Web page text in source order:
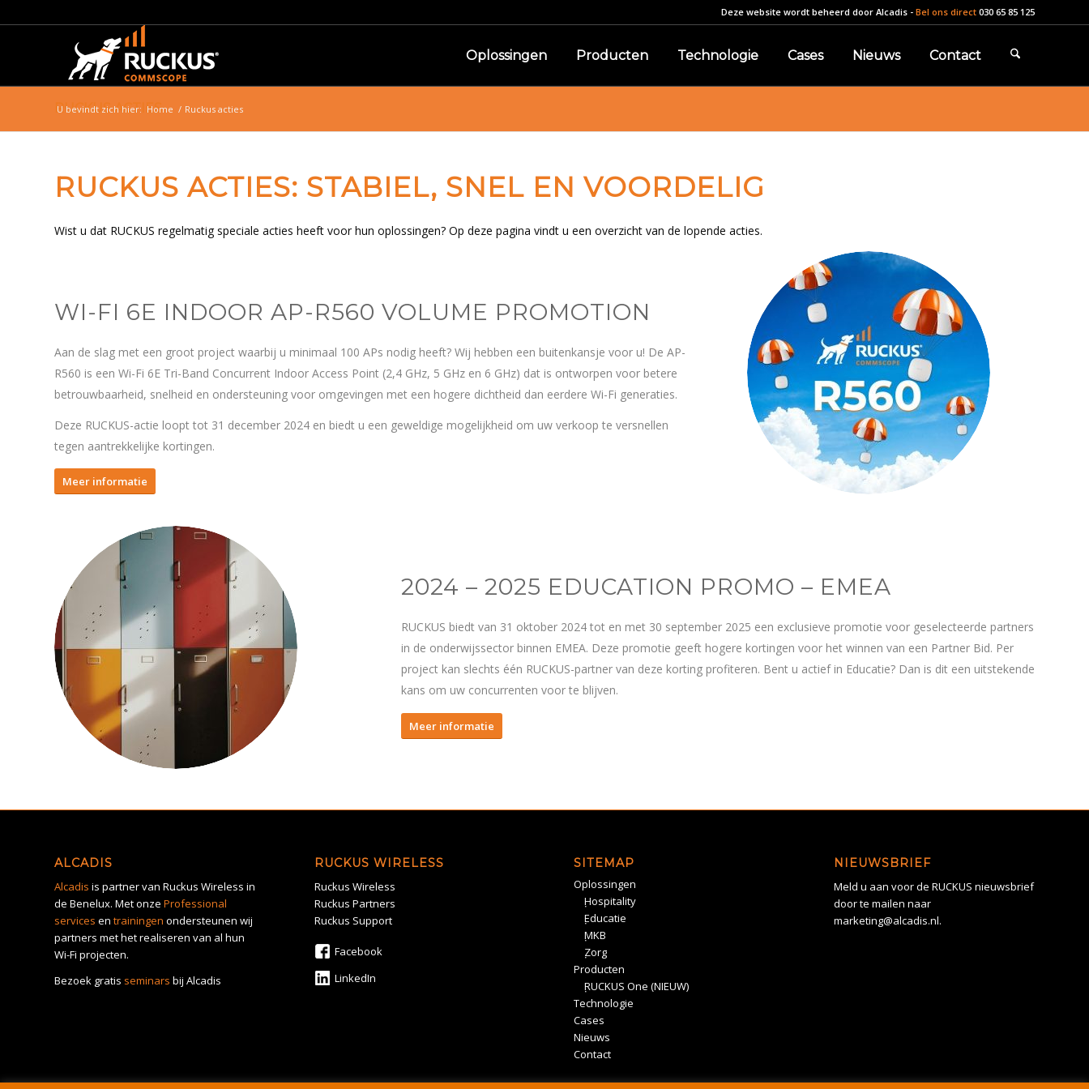
Deze website wordt beheerd door Alcadis - Bel ons direct 030 65 85 125
Oplossingen Producten Technologie Cases Nieuws Contact
RUCKUS ACTIES
U bevindt zich hier: Home / Ruckus acties
RUCKUS ACTIES: STABIEL, SNEL EN VOORDELIG
Wist u dat RUCKUS regelmatig speciale acties heeft voor hun oplossingen? Op deze pagina vindt u een overzicht van de lopende acties.
WI-FI 6E INDOOR AP-R560 VOLUME PROMOTION
Aan de slag met een groot project waarbij u minimaal 100 APs nodig heeft? Wij hebben een buitenkansje voor u! De AP-
R560 is een Wi-Fi 6E Tri-Band Concurrent Indoor Access Point (2,4 GHz, 5 GHz en 6 GHz) dat is ontworpen voor betere
betrouwbaarheid, snelheid en ondersteuning voor omgevingen met een hogere dichtheid dan eerdere Wi-Fi generaties.
Deze RUCKUS-actie loopt tot 31 december 2024 en biedt u een geweldige mogelijkheid om uw verkoop te versnellen
tegen aantrekkelijke kortingen.
Meer informatie
2024 – 2025 EDUCATION PROMO – EMEA
RUCKUS biedt van 31 oktober 2024 tot en met 30 september 2025 een exclusieve promotie voor geselecteerde partners
in de onderwijssector binnen EMEA. Deze promotie geeft hogere kortingen voor het winnen van een Partner Bid. Per
project kan slechts één RUCKUS-partner van deze korting profiteren. Bent u actief in Educatie? Dan is dit een uitstekende
kans om uw concurrenten voor te blijven.
Meer informatie
ALCADIS
Alcadis is partner van Ruckus Wireless in
de Benelux. Met onze Professional
services en trainingen ondersteunen wij
partners met het realiseren van al hun
Wi-Fi projecten.
Bezoek gratis seminars bij Alcadis
RUCKUS WIRELESS
Ruckus Wireless
Ruckus Partners
Ruckus Support
Facebook
LinkedIn
SITEMAP
Oplossingen
Hospitality
Educatie
MKB
Zorg
Producten
RUCKUS One (NIEUW)
Technologie
Cases
Nieuws
Contact
NIEUWSBRIEF
Meld u aan voor de RUCKUS nieuwsbrief
door te mailen naar
marketing@alcadis.nl.